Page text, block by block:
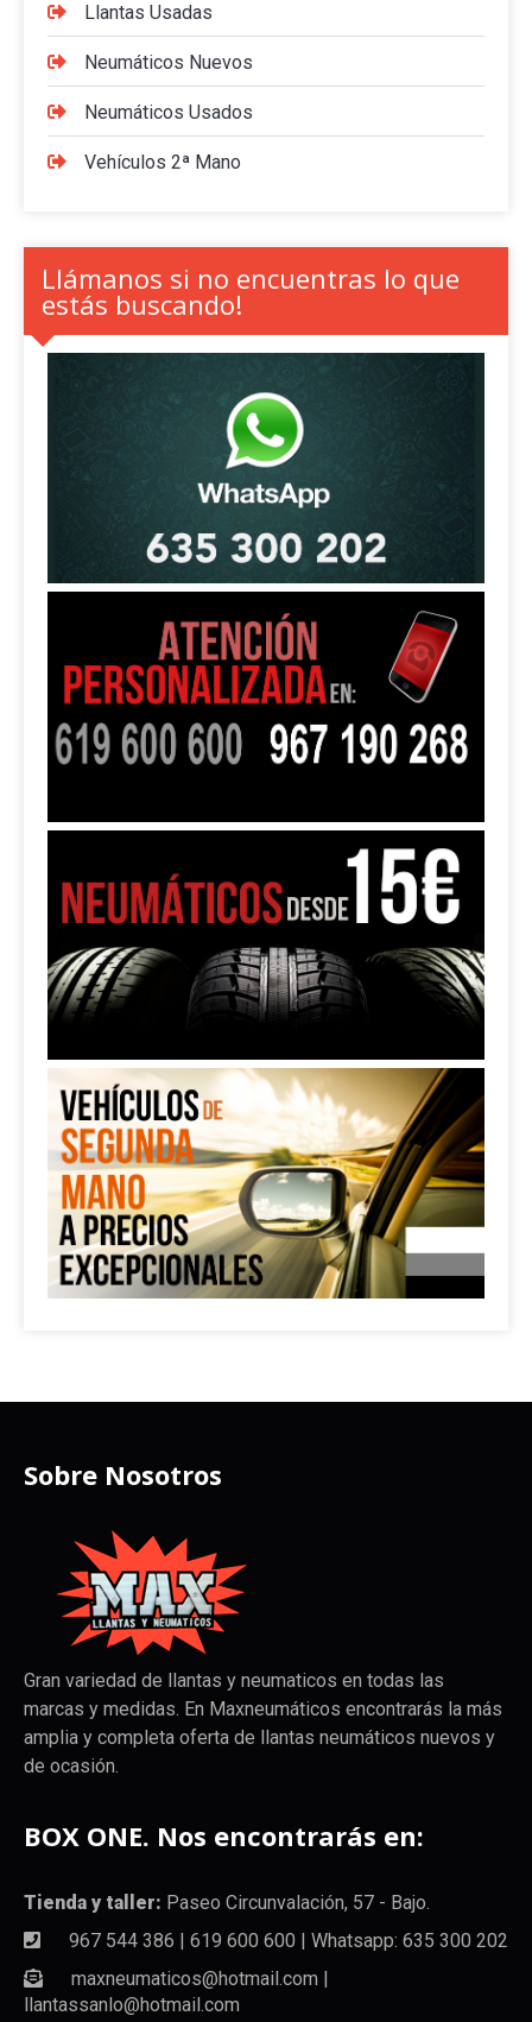
Llantas Usadas
Neumáticos Nuevos
Neumáticos Usados
Vehículos 2ª Mano
Llámanos si no encuentras lo que
estás buscando!
Sobre Nosotros
Gran variedad de llantas y neumaticos en todas las
marcas y medidas. En Maxneumáticos encontrarás la más
amplia y completa oferta de llantas neumáticos nuevos y
de ocasión.
BOX ONE. Nos encontrarás en:
Tienda y taller: Paseo Circunvalación, 57 - Bajo.
967 544 386 | 619 600 600 | Whatsapp: 635 300 202
maxneumaticos@hotmail.com |
llantassanlo@hotmail.com